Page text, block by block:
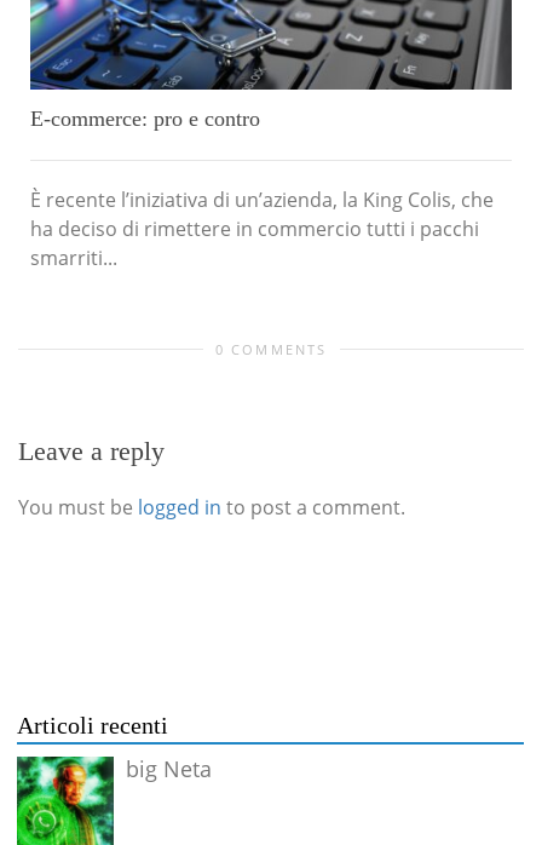
E-commerce: pro e contro
È recente l’iniziativa di un’azienda, la King Colis, che
ha deciso di rimettere in commercio tutti i pacchi
smarriti...
0 COMMENTS
Leave a reply
You must be logged in to post a comment.
Articoli recenti
big Neta